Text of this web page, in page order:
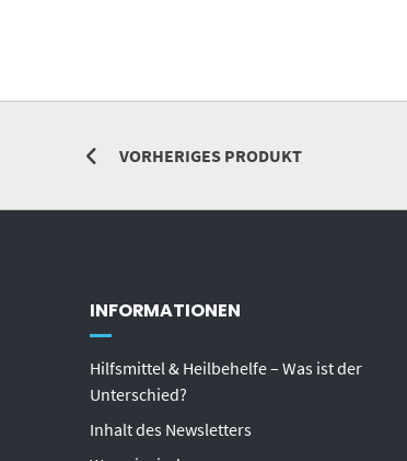
VORHERIGES PRODUKT
INFORMATIONEN
Hilfsmittel & Heilbehelfe – Was ist der
Unterschied?
Inhalt des Newsletters